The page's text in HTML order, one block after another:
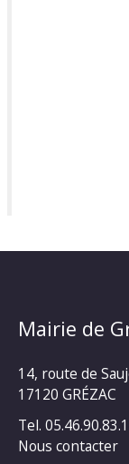
Mairie de
14, route de
17120 GRÉZAC
Tel.
Nous contacter